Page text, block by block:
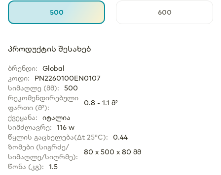
500 600
პროდუქტის შესახებ
ბრენდი:
Global
კოდი:
PN2260100EN0107
სიმაღლე (მმ):
500
რეკომენდირებული
ფართი (მ²):
0.8 - 1.1 მ²
ქვეყანა:
იტალია
სიმძლავრე:
116 w
წყლის გაცხელება(Δt 25°C):
0.44
ზომები (სიგრძე/
სიმაღლე/სიღრმე):
80 x 500 x 80 მმ
წონა (კგ): 1.5